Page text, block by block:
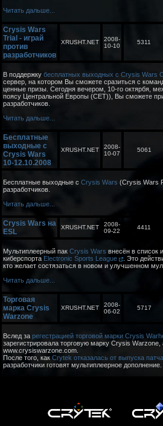
Читать дальше...
Crysis Wars
Trial - играй
против
разработчиков
XRUSHT.NET
2008-
10-10
5311
В поддержку бесплатных выходных с Crysis Wars
сервер, на котором Вы сможете сразиться с
ценные призы. Сегодня вечером, 10-го октярбя,
поясу Центральной Европы (CET)), Вы сможете
разработчиков.
Читать дальше...
Бесплатные
выходные с
Crysis Wars
10-12.10.2008
XRUSHT.NET
2008-
10-07
5061
Бесплатные выходные с Crysis Wars (Crysis Wars
разработчиков.
Читать дальше...
Crysis Wars на
ESL
XRUSHT.NET
2008-
09-22
4411
Мультиплеерный пак Crysis Wars внесён в список
киберспорта Electronic Sports League
. Это
кто желает состязаться в новом и улучшенном
Читать дальше...
Торговая
марка Crysis
Warzone
XRUSHT.NET
2008-
06-02
5717
Вслед за регестрацией торговой марки Crysis
зарегистрировала торговую марку Crysis
www.crysiswarzone.com.
После того, как Crytek отказалась от выпуска
разработчики готовят мультиплеерное дополнение.